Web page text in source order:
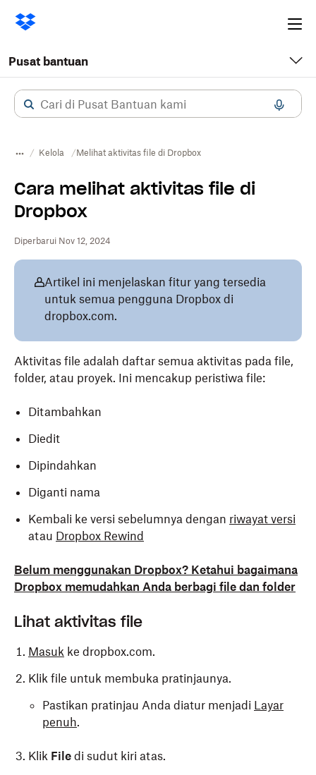
Pusat bantuan
Kelola Melihat aktivitas file di Dropbox
Cara melihat aktivitas file di
Dropbox
Diperbarui Nov 12, 2024
Artikel ini menjelaskan fitur yang tersedia
untuk semua pengguna Dropbox di
dropbox.com.
Aktivitas file adalah daftar semua aktivitas pada file,
folder, atau proyek. Ini mencakup peristiwa file:
Ditambahkan
Diedit
Dipindahkan
Diganti nama
Kembali ke versi sebelumnya dengan riwayat versi
atau Dropbox Rewind
Belum menggunakan Dropbox? Ketahui bagaimana
Dropbox memudahkan Anda berbagi file dan folder
Lihat aktivitas file
Masuk ke dropbox.com.
Klik file untuk membuka pratinjaunya.
Pastikan pratinjau Anda diatur menjadi Layar
penuh.
Klik File di sudut kiri atas.